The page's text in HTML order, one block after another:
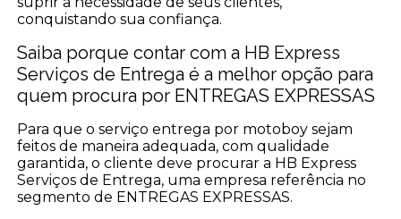
conquistando sua confiança.
Saiba porque contar com a HB Express
Serviços de Entrega é a melhor opção para
quem procura por ENTREGAS EXPRESSAS
Para que o serviço entrega por motoboy sejam
feitos de maneira adequada, com qualidade
garantida, o cliente deve procurar a HB Express
Serviços de Entrega, uma empresa referência no
segmento de ENTREGAS EXPRESSAS.